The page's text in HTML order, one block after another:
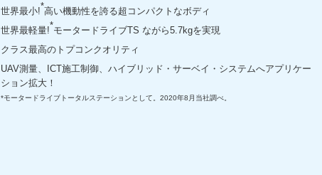
世界最小!*高い機動性を誇る超コンパクトなボディ
世界最軽量!*モータードライブTS ながら5.7kgを実現
クラス最高のトプコンクオリティ
UAV測量、ICT施工制御、ハイブリッド・サーベイ・システムへアプリケー
ション拡大！
*モータードライブトータルステーションとして。2020年8月当社調べ。